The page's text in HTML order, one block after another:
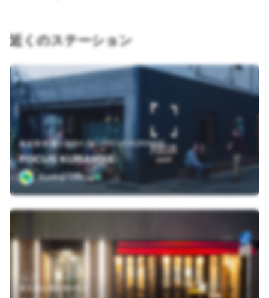
近くのステーション
東京都 台東区蔵前4-21-2 FOCUS KURAMAE
FOCUS KURAMAE
Runtrip Official
東京都台東区寿4-6-1